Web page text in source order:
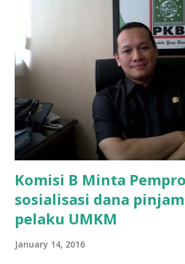
Mujib menambahkan, akhirnya terpaksa
uang tetangga 500 ribu, agar anaknya
"Kasihan dia sudah tidak punya ayah,
kerja sebagai pembantu rumah tangga.
agar uang bisa kembali,"ungkapnya. Perihal
penarikan uang iuran untuk
dibenarkan oleh Atika Fadhilah siswa kelas
diwawancarai. "Benar, bilangnya wajib Rp
terakh...
Komisi B Minta
sosialisasi dana
pelaku UMKM
January 14, 2016